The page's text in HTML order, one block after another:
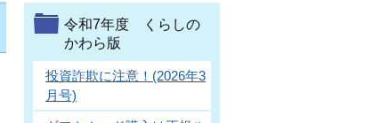
令和7年度 くらしの
かわら版
投資詐欺に注意！(2026年3
月号)